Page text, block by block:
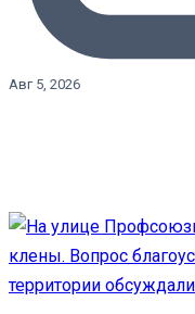
Авг 5, 2026